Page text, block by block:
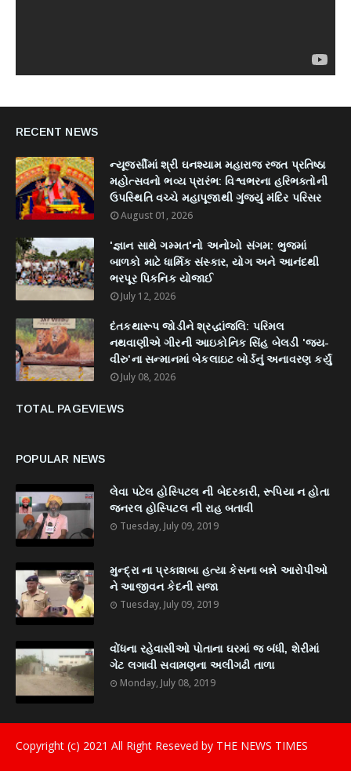
RECENT NEWS
ન્યૂજર્સીમાં શ્રી ઘનશ્યામ મહારાજ રજત પ્રતિષ્ઠા
મહોત્સવનો ભવ્ય પ્રારંભ: વિશ્વભરના હરિભક્તોની
ઉપસ્થિતિ વચ્ચે મહાપૂજાથી ગુંજ્યું મંદિર પરિસર
August 01, 2026
'જ્ઞાન સાથે ગમ્મત'નો અનોખો સંગમ: ભુજમાં
બાળકો માટે ધાર્મિક સંસ્કાર, યોગ અને આનંદથી
ભરપૂર પિકનિક યોજાઈ
July 12, 2026
દંતકથારૂપ જોડીને શ્રદ્ધાંજલિ: પરિમલ
નથવાણીએ ગીરની આઇકોનિક સિંહ બેલડી 'જય-
વીરુ'ના સન્માનમાં બેકલાઇટ બોર્ડનું અનાવરણ કર્યું
July 08, 2026
TOTAL PAGEVIEWS
POPULAR NEWS
લેવા પટેલ હોસ્પિટલ ની બેદરકારી, રૂપિયા ન હોતા
જનરલ હોસ્પિટલ ની રાહ બતાવી
Tuesday, July 09, 2019
મુન્દ્રા ના પ્રકાશબા હત્યા કેસના બન્ને આરોપીઓ
ને આજીવન કેદની સજા
Tuesday, July 09, 2019
વોંધના રહેવાસીઓ પોતાના ઘરમાં જ બંધી, શેરીમાં
ગેટ લગાવી સવામણના અલીગઢી તાળા
Monday, July 08, 2019
Copyright (c) 2021 All Right Reseved by THE NEWS TIMES